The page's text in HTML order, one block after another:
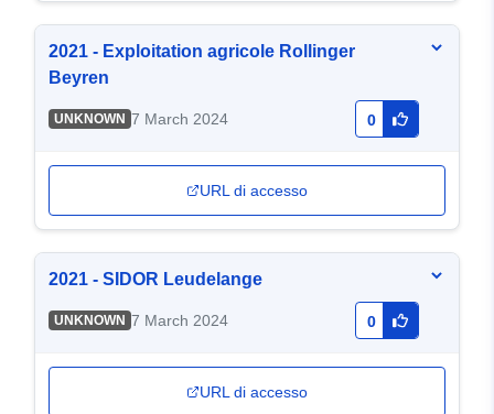
2021 - Exploitation agricole Rollinger
Beyren
UNKNOWN 7 March 2024 0
URL di accesso
2021 - SIDOR Leudelange
UNKNOWN 7 March 2024 0
URL di accesso